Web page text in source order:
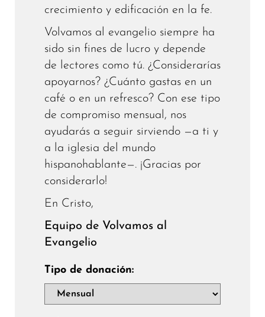
crecimiento y edificación en la fe.
Volvamos al evangelio siempre ha
sido sin fines de lucro y depende
de lectores como tú. ¿Considerarías
apoyarnos? ¿Cuánto gastas en un
café o en un refresco? Con ese tipo
de compromiso mensual, nos
ayudarás a seguir sirviendo —a ti y
a la iglesia del mundo
hispanohablante—. ¡Gracias por
considerarlo!
En Cristo,
Equipo de Volvamos al
Evangelio
Tipo de donación: